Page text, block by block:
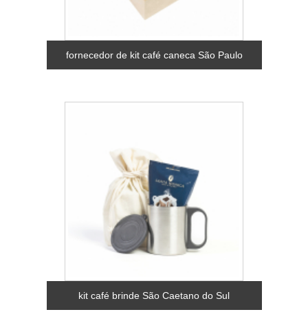
fornecedor de kit café caneca São Paulo
kit café brinde São Caetano do Sul